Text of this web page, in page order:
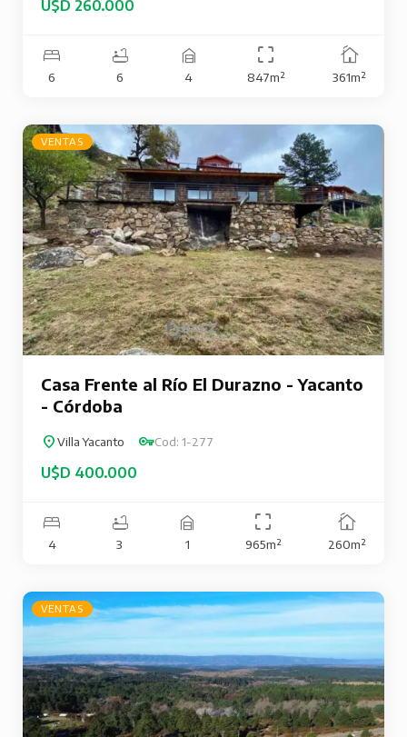
U$D 260.000
6 6 4 847m² 361m²
VENTAS
Casa Frente al Río El Durazno - Yacanto
- Córdoba
Villa Yacanto Cod: 1-277
U$D 400.000
4 3 1 965m² 260m²
VENTAS